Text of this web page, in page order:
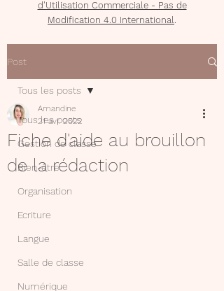
d'Utilisation Commerciale - Pas de
Modification 4.0 International.
Post
Tous les posts
Gestion de classe
Bien-être
Organisation
Ecriture
Langue
Salle de classe
Numérique
Tous les posts
Fiche d'aide au brouillon
de la rédaction
Amandine
21 avr. 2022